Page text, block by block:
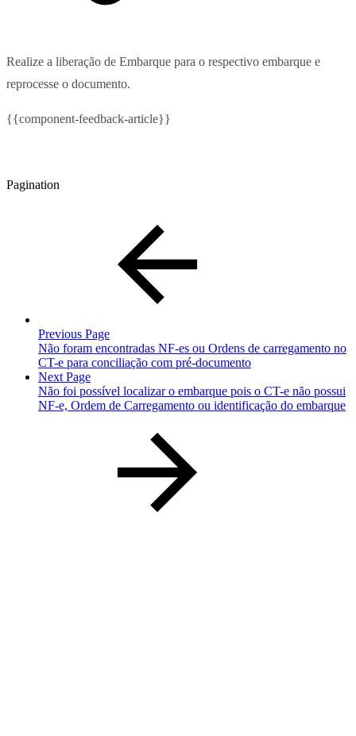
Realize a liberação de Embarque para o respectivo embarque e
reprocesse o documento.
{{component-feedback-article}}
Pagination
Previous Page
Não foram encontradas NF-es ou Ordens de carregamento no
CT-e para conciliação com pré-documento
Next Page
Não foi possível localizar o embarque pois o CT-e não possui
NF-e, Ordem de Carregamento ou identificação do embarque